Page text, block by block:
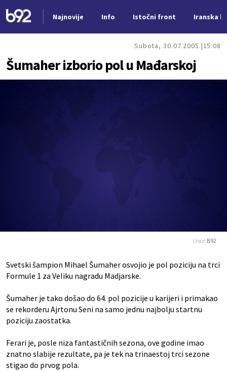
Najnovije Info Istočni front Iranska
Subota, 30.07.2005. 15:08
Šumaher izborio pol u Mađarskoj
Izvor:B92
Svetski šampion Mihael Šumaherosvojio je pol poziciju na trci
Formule 1 za Veliku nagradu Madjarske.
Šumaher je tako došao do 64. pol pozicije u karijeri i primakao
se rekorderu Ajrtonu Seni na samo jednu najbolju startnu
poziciju zaostatka.
Ferari je, posle niza fantastičnih sezona, ove godine imao
znatno slabije rezultate, pa je tek na trinaestoj trci sezone
stigao do prvog pola.